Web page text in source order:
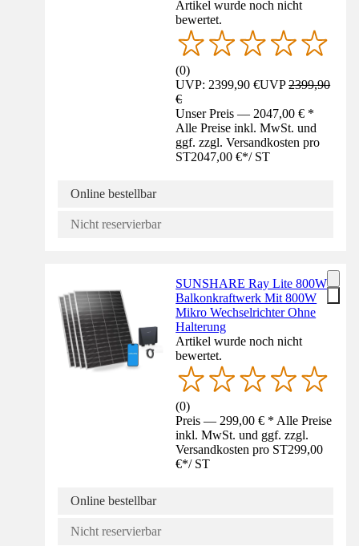
Artikel wurde noch nicht
bewertet.
(0)
UVP: 2399,90 €UVP2399,90
€
Unser Preis — 2047,00 € *
Alle Preise inkl. MwSt. und
ggf. zzgl. Versandkosten pro
ST2047,00 €*/ ST
Online bestellbar
Nicht reservierbar
SUNSHARE Ray Lite 800W
Balkonkraftwerk Mit 800W
Mikro Wechselrichter Ohne
Halterung
Artikel wurde noch nicht
bewertet.
(0)
Preis — 299,00 € * Alle Preise
inkl. MwSt. und ggf. zzgl.
Versandkosten pro ST299,00
€*/ ST
Online bestellbar
Nicht reservierbar